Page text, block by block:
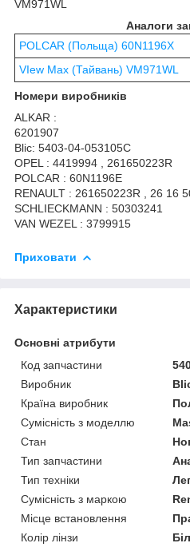
VM971WL
Аналоги
POLCAR (Польща) 60N1196X
VIew Max (Тайвань) VM971WL
Номери виробників
ALKAR :
6201907
Blic: 5403-04-053105C
OPEL : 4419994 , 261650223R
POLCAR : 60N1196E
RENAULT : 261650223R , 26 16
SCHLIECKMANN : 50303241
VAN WEZEL : 3799915
Приховати
Характеристики
Основні атрибути
Код запчастини
Виробник
Країна виробник
Сумісність з моделлю
Стан
Тип запчастини
Тип техніки
Сумісність з маркою
Місце встановлення
Колір лінзи